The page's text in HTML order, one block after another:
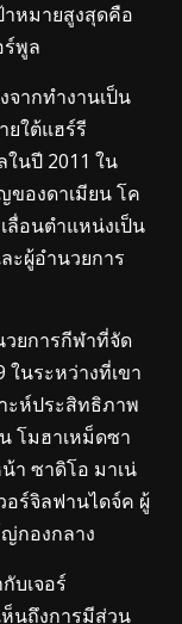
าหมายสูงสุดคือ
ร์พูล
จากทำงานเป็น
ใต้แฮร์รี
ในปี 2011 ใน
ของดาเมียน โค
ลื่อนตำแหน่งเป็น
ะผู้อำนวยการ
วยการกีฬาที่จัด
นระหว่างที่เขา
ะห์ประสิทธิภาพ
โมฮาเหม็ดซา
า ซาดิโอ มาเน่
อร์จิลฟานไดจ์ค ผู้
กองกลาง
บเจอร์
ห็นถึงการมีส่วน